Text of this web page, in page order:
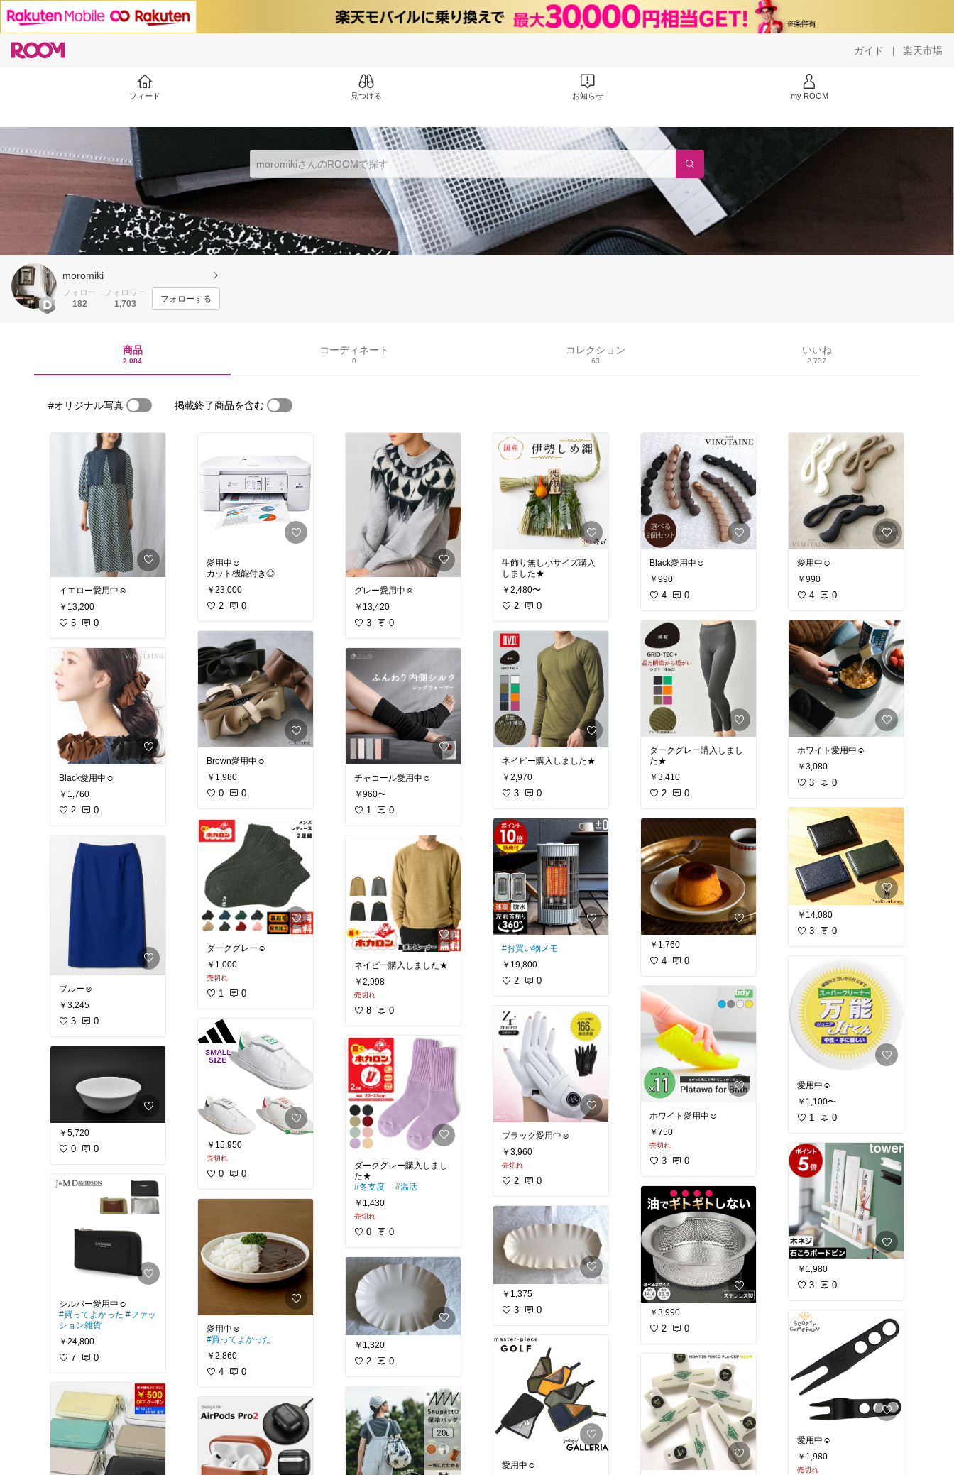
ガイド | 楽天市場
フィード 見つける お知らせ my ROOM
moromiki
フォロー
182
フォロワー
1,703
フォローする
商品
2,084
コーディネート
0
コレクション
63
いいね
2,737
#オリジナル写真 掲載終了商品を含む
イエロー愛用中☺︎
￥13,200
5 0
Black愛用中☺︎
￥1,760
2 0
ブルー☺︎
￥3,245
3 0
￥5,720
0 0
#買ってよかった #ファッ
ション雑貨
￥24,800
7 0
愛用中☺︎
カット機能付き◎
￥23,000
2 0
Brown愛用中☺︎
￥1,980
0 0
ダークグレー☺︎
￥1,000
売切れ
1 0
￥15,950
売切れ
0 0
#買ってよかった
￥2,860
4 0
グレー愛用中☺︎
￥13,420
3 0
チャコール愛用中☺︎
￥960〜
1 0
ネイビー購入しました★
￥2,998
売切れ
8 0
ダークグレー購入しまし
#冬支度
#温活
￥1,430
売切れ
0 0
￥1,320
2 0
生飾り無し小サイズ購入
しました★
￥2,480〜
2 0
ネイビー購入しました★
￥2,970
3 0
#お買い物メモ
￥19,800
2 0
ブラック愛用中☺︎
￥3,960
売切れ
2 0
￥1,375
3 0
愛用中☺︎
Black愛用中☺︎
￥990
4 0
ダークグレー購入しまし
た★
￥3,410
2 0
￥1,760
4 0
ホワイト愛用中☺︎
￥750
売切れ
3 0
￥3,990
2 0
愛用中☺︎
￥990
4 0
ホワイト愛用中☺︎
￥3,080
3 0
￥14,080
3 0
愛用中☺︎
￥1,100〜
1 0
￥1,980
3 0
愛用中☺︎
￥1,980
売切れ